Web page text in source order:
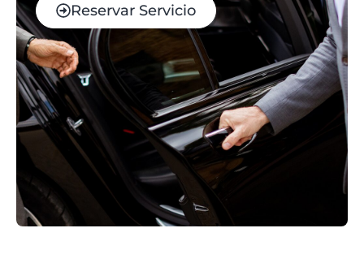
Reservar Servicio